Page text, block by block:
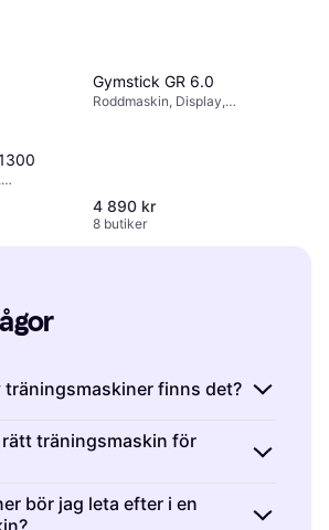
Gymstick GR 6.0
Roddmaskin, Display,
4 890 kr
8 butiker
träningsmaskiner finns det?
är utrustningar som
förbättra kondition och
typerna inkluderar
crosstrainers och
rätt träningsmaskin för
är bra investeringar för
bör jag leta efter i en